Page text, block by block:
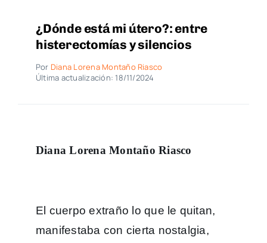
¿Dónde está mi útero?: entre
histerectomías y silencios
Por Diana Lorena Montaño Riasco
Última actualización: 18/11/2024
Diana Lorena Montaño Riasco
El cuerpo extraño lo que le quitan,
manifestaba con cierta nostalgia,